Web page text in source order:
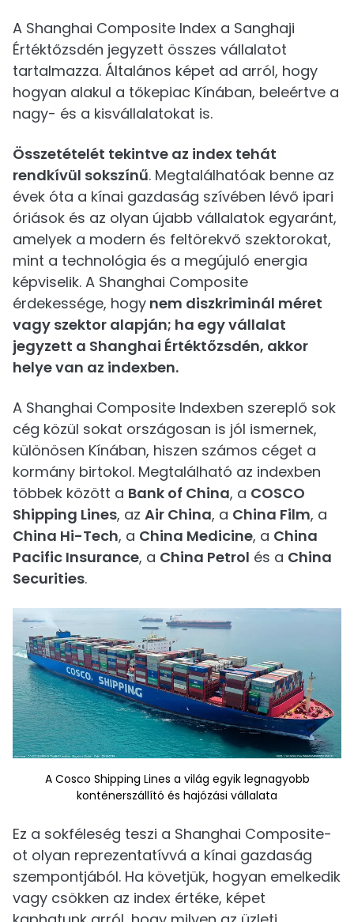
A Shanghai Composite Index a Sanghaji
Értéktőzsdén jegyzett összes vállalatot
tartalmazza. Általános képet ad arról, hogy
hogyan alakul a tőkepiac Kínában, beleértve a
nagy- és a kisvállalatokat is.
Összetételét tekintve az index tehát
rendkívül sokszínű. Megtalálhatóak benne az
évek óta a kínai gazdaság szívében lévő ipari
óriások és az olyan újabb vállalatok egyaránt,
amelyek a modern és feltörekvő szektorokat,
mint a technológia és a megújuló energia
képviselik. A Shanghai Composite
érdekessége, hogy nem diszkriminál méret
vagy szektor alapján; ha egy vállalat
jegyzett a Shanghai Értéktőzsdén, akkor
helye van az indexben.
A Shanghai Composite Indexben szereplő sok
cég közül sokat országosan is jól ismernek,
különösen Kínában, hiszen számos céget a
kormány birtokol. Megtalálható az indexben
többek között a Bank of China, a COSCO
Shipping Lines, az Air China, a China Film, a
China Hi-Tech, a China Medicine, a China
Pacific Insurance, a China Petrol és a China
Securities.
A Cosco Shipping Lines a világ egyik legnagyobb
konténerszállító és hajózási vállalata
Ez a sokféleség teszi a Shanghai Composite-
ot olyan reprezentatívvá a kínai gazdaság
szempontjából. Ha követjük, hogyan emelkedik
vagy csökken az index értéke, képet